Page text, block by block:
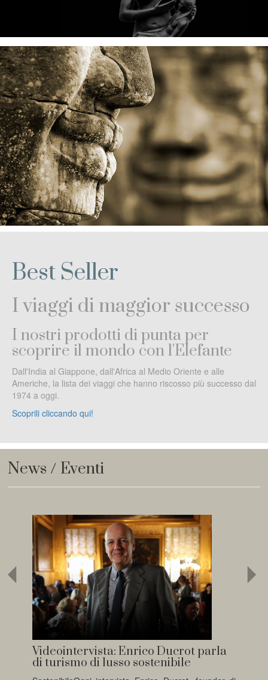
Best Seller
I viaggi di maggior successo
I nostri prodotti di punta per
scoprire il mondo con l'Elefante
Dall'India al Giappone, dall'Africa al Medio Oriente e alle
Americhe, la lista dei viaggi che hanno riscosso più successo dal
1974 a oggi.
Scoprili cliccando qui!
News / Eventi
Videointervista: Enrico Ducrot parla
di turismo di lusso sostenibile